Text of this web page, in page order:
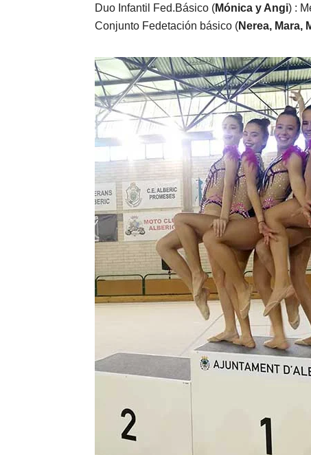
Duo Infantil Fed.Básico (Mónica y Angi) :
Conjunto Fedetación básico (Nerea, Mara,